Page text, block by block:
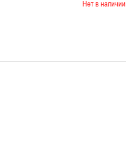
Нет в наличии.